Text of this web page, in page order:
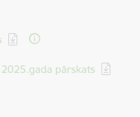
pārskats